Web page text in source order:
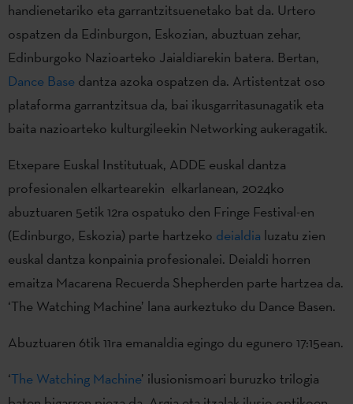
handienetariko eta garrantzitsuenetako bat da. Urtero
ospatzen da Edinburgon, Eskozian, abuztuan zehar,
Edinburgoko Nazioarteko Jaialdiarekin batera. Bertan,
Dance Base dantza azoka ospatzen da. Artistentzat oso
plataforma garrantzitsua da, bai ikusgarritasunagatik eta
baita nazioarteko kulturgileekin Networking aukeragatik.
Etxepare Euskal Institutuak, ADDE euskal dantza
profesionalen elkartearekin elkarlanean, 2024ko
abuztuaren 5etik 12ra ospatuko den Fringe Festival-en
(Edinburgo, Eskozia) parte hartzeko deialdia luzatu zien
euskal dantza konpainia profesionalei. Deialdi horren
emaitza Macarena Recuerda Shepherden parte hartzea da.
‘The Watching Machine’ lana aurkeztuko du Dance Basen.
Abuztuaren 6tik 11ra emanaldia egingo du egunero 17:15ean.
‘The Watching Machine’ ilusionismoari buruzko trilogia